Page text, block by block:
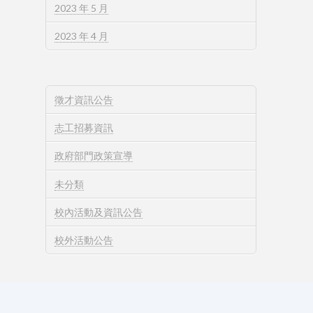
2023 年 5 月
2023 年 4 月
徵才資訊公告
志工招募資訊
政府部門政策宣導
未分類
校內活動及資訊公告
校外活動公告